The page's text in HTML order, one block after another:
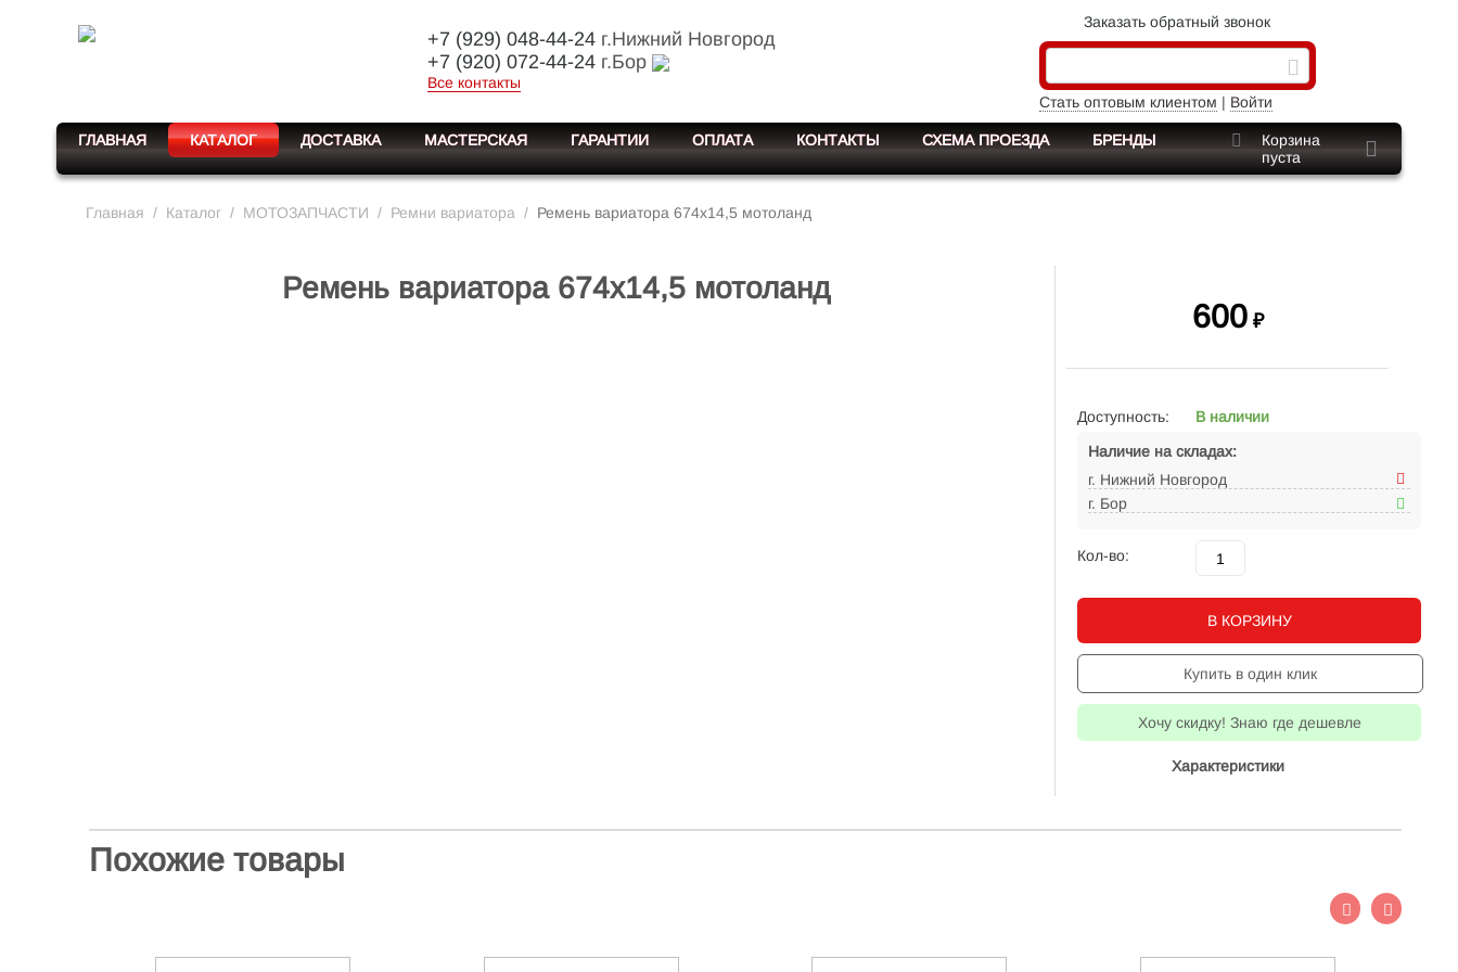
+7 (929) 048-44-24г.Нижний Новгород
+7 (920) 072-44-24г.Бор
Все контакты
Заказать обратный звонок
Стать оптовым клиентом | Войти
ГЛАВНАЯ КАТАЛОГ ДОСТАВКА МАСТЕРСКАЯ ГАРАНТИИ ОПЛАТА КОНТАКТЫ СХЕМА ПРОЕЗДА БРЕНДЫ
Корзина
пуста
Главная / Каталог / МОТОЗАПЧАСТИ / Ремни вариатора / Ремень вариатора 674х14,5 мотоланд
Ремень вариатора 674х14,5 мотоланд
600 ₽
Доступность:
В наличии
Наличие на складах:
г. Нижний Новгород
г. Бор
Кол-во:
В КОРЗИНУ
Купить в один клик
Хочу скидку! Знаю где дешевле
Характеристики
Похожие товары